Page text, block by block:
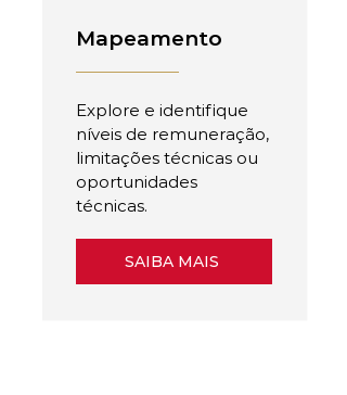
Mapeamento
Explore e identifique
níveis de remuneração,
limitações técnicas ou
oportunidades
técnicas.
SAIBA MAIS